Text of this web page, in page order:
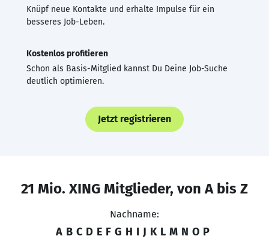
Knüpf neue Kontakte und erhalte Impulse für ein
besseres Job-Leben.
Kostenlos profitieren
Schon als Basis-Mitglied kannst Du Deine Job-Suche
deutlich optimieren.
Jetzt registrieren
21 Mio. XING Mitglieder, von A bis Z
Nachname:
A B C D E F G H I J K L M N O P